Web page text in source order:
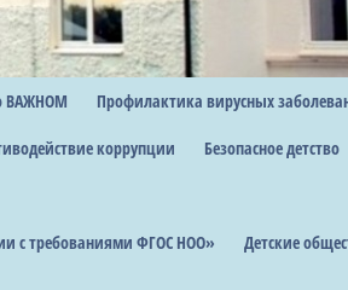
ВАЖНОМ Профилактика вирусных
коррупции Безопасное детство
с требованиями ФГОС НОО» Детские